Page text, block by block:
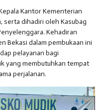
Kantor Kementerian
serta dihadiri oleh Kasubag
Kehadiran
Bekasi dalam pembukaan ini
pelayanan bagi
yang membutuhkan tempat
perjalanan.